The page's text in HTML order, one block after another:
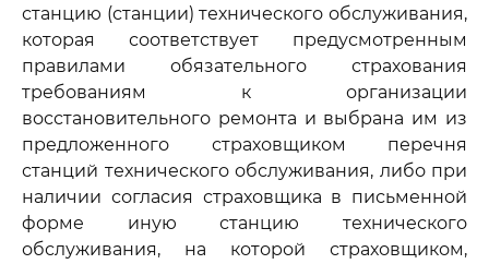
станцию (станции) технического обслуживания,
которая соответствует предусмотренным
правилами обязательного страхования
требованиям к организации
восстановительного ремонта и выбрана им из
предложенного страховщиком перечня
станций технического обслуживания, либо при
наличии согласия страховщика в письменной
форме иную станцию технического
обслуживания, на которой страховщиком,